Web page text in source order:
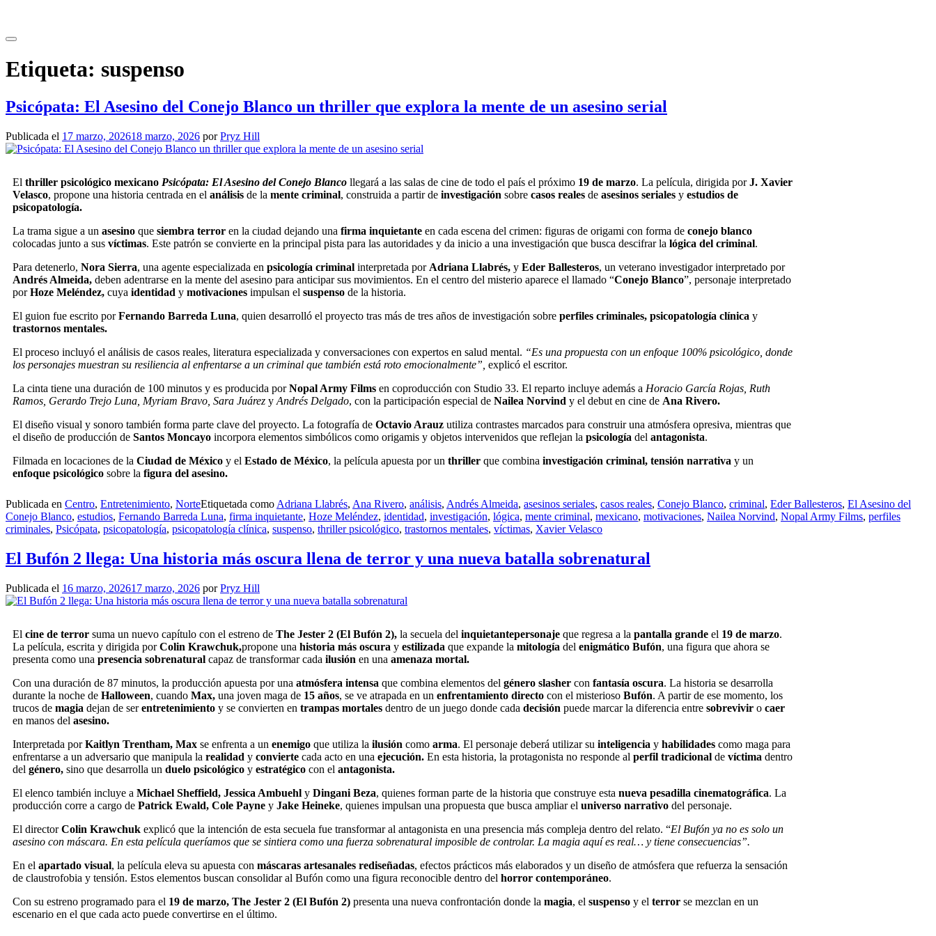
contenido
Etiqueta: suspenso
Psicópata: El Asesino del Conejo Blanco un thriller que explora la mente de un asesino serial
Publicada el 17 marzo, 202618 marzo, 2026 porPryz Hill
El thriller psicológico mexicano Psicópata: El Asesino del Conejo Blanco llegará a las salas de cine de todo el país el próximo 19 de marzo. La película, dirigida porJ. Xavier
Velasco, propone una historia centrada en el análisis de la mente criminal, construida a partir de investigación sobre casos reales de asesinos seriales y estudios de
psicopatología.
La trama sigue a un asesino que siembra terror en la ciudad dejando una firma inquietante en cada escena del crimen: figuras de origami con forma de conejo blanco
colocadas junto a sus víctimas. Este patrón se convierte en la principal pista para las autoridades y da inicio a una investigación que busca descifrar la lógica del criminal.
Para detenerlo, Nora Sierra, una agente especializada en psicología criminal interpretada por Adriana Llabrés, y Eder Ballesteros, un veterano investigador interpretado por
Andrés Almeida, deben adentrarse en la mente del asesino para anticipar sus movimientos. En el centro del misterio aparece el llamado “Conejo Blanco”, personaje interpretado
porHoze Meléndez, cuya identidad y motivaciones impulsan el suspenso de la historia.
El guion fue escrito porFernando Barreda Luna, quien desarrolló el proyecto tras más de tres años de investigación sobre perfiles criminales, psicopatología clínica y
trastornos mentales.
El proceso incluyó el análisis de casos reales, literatura especializada y conversaciones con expertos en salud mental. “Es una propuesta con un enfoque 100% psicológico, donde
los personajes muestran su resiliencia al enfrentarse a un criminal que también está roto emocionalmente”, explicó el escritor.
La cinta tiene una duración de 100 minutos y es producida porNopal Army Films en coproducción con Studio 33. El reparto incluye además a Horacio García Rojas, Ruth
Ramos, Gerardo Trejo Luna, Myriam Bravo, Sara Juárez y Andrés Delgado, con la participación especial de Nailea Norvind y el debut en cine de Ana Rivero.
El diseño visual y sonoro también forma parte clave del proyecto. La fotografía de Octavio Arauz utiliza contrastes marcados para construir una atmósfera opresiva, mientras que
el diseño de producción de Santos Moncayo incorpora elementos simbólicos como origamis y objetos intervenidos que reflejan la psicología del antagonista.
Filmada en locaciones de la Ciudad de México y el Estado de México, la película apuesta por un thriller que combina investigación criminal, tensión narrativa y un
enfoque psicológico sobre la figura del asesino.
Publicada en Centro, Entretenimiento, NorteEtiquetada como Adriana Llabrés, Ana Rivero, análisis, Andrés Almeida, asesinos seriales, casos reales, Conejo Blanco, criminal, Eder Ballesteros, El Asesino del
Conejo Blanco, estudios, Fernando Barreda Luna, firma inquietante, Hoze Meléndez, identidad, investigación, lógica, mente criminal, mexicano, motivaciones, Nailea Norvind, Nopal Army Films, perfiles
criminales, Psicópata, psicopatología, psicopatología clínica, suspenso, thriller psicológico, trastornos mentales, víctimas, Xavier Velasco
El Bufón 2 llega: Una historia más oscura llena de terror y una nueva batalla sobrenatural
Publicada el 16 marzo, 202617 marzo, 2026 porPryz Hill
El cine de terror suma un nuevo capítulo con el estreno de The Jester 2 (El Bufón 2), la secuela del inquietantepersonaje que regresa a la pantalla grande el 19 de marzo.
La película, escrita y dirigida porColin Krawchuk,propone una historia más oscura y estilizada que expande la mitología del enigmático Bufón, una figura que ahora se
presenta como una presencia sobrenatural capaz de transformar cada ilusión en una amenaza mortal.
Con una duración de 87 minutos, la producción apuesta por una atmósfera intensa que combina elementos del género slasher con fantasía oscura. La historia se desarrolla
durante la noche de Halloween, cuando Max, una joven maga de 15 años, se ve atrapada en un enfrentamiento directo con el misterioso Bufón. A partir de ese momento, los
trucos de magia dejan de serentretenimiento y se convierten en trampas mortales dentro de un juego donde cada decisión puede marcar la diferencia entre sobrevivir o caer
en manos del asesino.
Interpretada porKaitlyn Trentham, Max se enfrenta a un enemigo que utiliza la ilusión como arma. El personaje deberá utilizar su inteligencia y habilidades como maga para
enfrentarse a un adversario que manipula la realidad y convierte cada acto en una ejecución. En esta historia, la protagonista no responde al perfil tradicional de víctima dentro
del género, sino que desarrolla un duelo psicológico y estratégico con el antagonista.
El elenco también incluye a Michael Sheffield, Jessica Ambuehl y Dingani Beza, quienes forman parte de la historia que construye esta nueva pesadilla cinematográfica. La
producción corre a cargo de Patrick Ewald, Cole Payne y Jake Heineke, quienes impulsan una propuesta que busca ampliar el universo narrativo del personaje.
El directorColin Krawchuk explicó que la intención de esta secuela fue transformar al antagonista en una presencia más compleja dentro del relato. “El Bufón ya no es solo un
asesino con máscara. En esta película queríamos que se sintiera como una fuerza sobrenatural imposible de controlar. La magia aquí es real… y tiene consecuencias”.
En el apartado visual, la película eleva su apuesta con máscaras artesanales rediseñadas, efectos prácticos más elaborados y un diseño de atmósfera que refuerza la sensación
de claustrofobia y tensión. Estos elementos buscan consolidar al Bufón como una figura reconocible dentro del horror contemporáneo.
Con su estreno programado para el 19 de marzo, The Jester 2 (El Bufón 2) presenta una nueva confrontación donde la magia, el suspenso y el terror se mezclan en un
escenario en el que cada acto puede convertirse en el último.